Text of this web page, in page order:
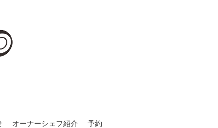
オーナーシェフ紹介 予約